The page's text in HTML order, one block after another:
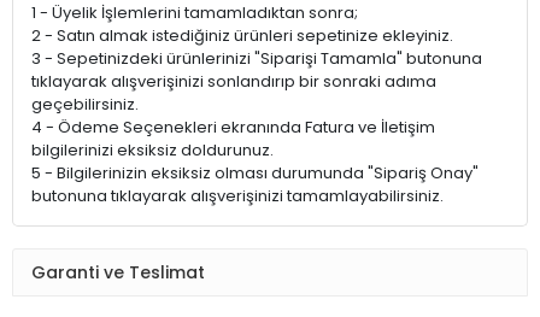
1 - Üyelik İşlemlerini tamamladıktan sonra;
2 - Satın almak istediğiniz ürünleri sepetinize ekleyiniz.
3 - Sepetinizdeki ürünlerinizi "Siparişi Tamamla" butonuna
tıklayarak alışverişinizi sonlandırıp bir sonraki adıma
geçebilirsiniz.
4 - Ödeme Seçenekleri ekranında Fatura ve İletişim
bilgilerinizi eksiksiz doldurunuz.
5 - Bilgilerinizin eksiksiz olması durumunda "Sipariş Onay"
butonuna tıklayarak alışverişinizi tamamlayabilirsiniz.
Garanti ve Teslimat